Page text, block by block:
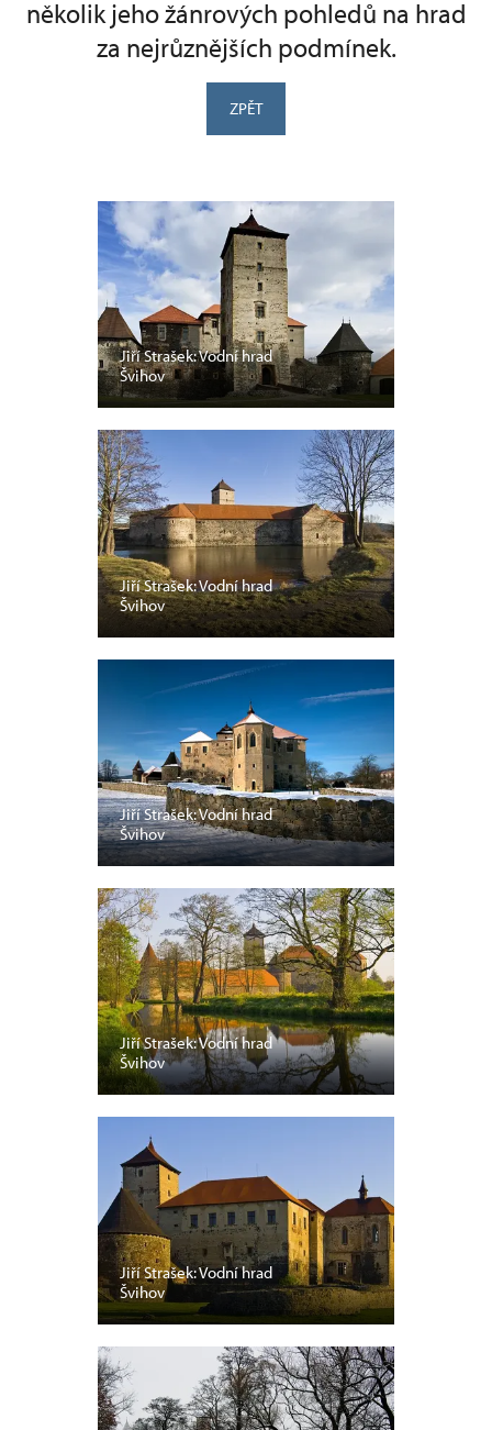
několik jeho žánrových pohledů na hrad
za nejrůznějších podmínek.
ZPĚT
Jiří Strašek: Vodní hrad
Švihov
Jiří Strašek: Vodní hrad
Švihov
Jiří Strašek: Vodní hrad
Švihov
Jiří Strašek: Vodní hrad
Švihov
Jiří Strašek: Vodní hrad
Švihov